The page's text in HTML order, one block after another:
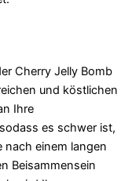
Cherry Jelly Bomb
und köstlichen
Ihre
es schwer ist,
nach einem langen
Beisammensein